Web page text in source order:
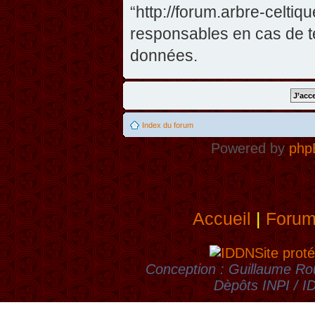
“http://forum.arbre-
responsables en cas de
données.
Index du forum
Powered by
Accueil|
Site
Conception : Guillaume
Dèpôts INPI /